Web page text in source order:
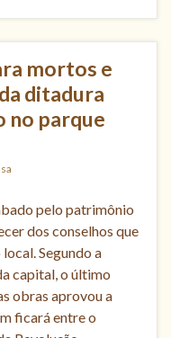
mortos e
ditadura
no parque
pelo patrimônio
dos conselhos que
Segundo a
capital, o último
obras aprovou a
ficará entre o